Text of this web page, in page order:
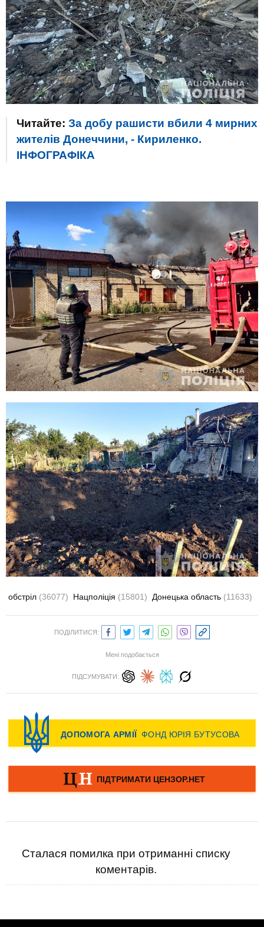
Читайте: За добу рашисти вбили 4 мирних
жителів Донеччини, - Кириленко.
ІНФОГРАФІКА
обстріл (36077) Нацполіція (15801) Донецька область (11633)
ПОДІЛИТИСЯ:
Мені подобається
ПІДСУМУВАТИ:
Сталася помилка при отриманні списку
коментарів.